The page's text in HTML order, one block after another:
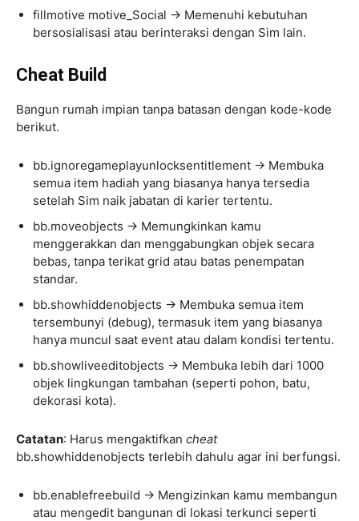
fillmotive motive_Social → Memenuhi kebutuhan
bersosialisasi atau berinteraksi dengan Sim lain.
Cheat Build
Bangun rumah impian tanpa batasan dengan kode-kode
berikut.
bb.ignoregameplayunlocksentitlement → Membuka
semua item hadiah yang biasanya hanya tersedia
setelah Sim naik jabatan di karier tertentu.
bb.moveobjects → Memungkinkan kamu
menggerakkan dan menggabungkan objek secara
bebas, tanpa terikat grid atau batas penempatan
standar.
bb.showhiddenobjects → Membuka semua item
tersembunyi (debug), termasuk item yang biasanya
hanya muncul saat event atau dalam kondisi tertentu.
bb.showliveeditobjects → Membuka lebih dari 1000
objek lingkungan tambahan (seperti pohon, batu,
dekorasi kota).
Catatan: Harus mengaktifkan cheat
bb.showhiddenobjects terlebih dahulu agar ini berfungsi.
bb.enablefreebuild → Mengizinkan kamu membangun
atau mengedit bangunan di lokasi terkunci seperti